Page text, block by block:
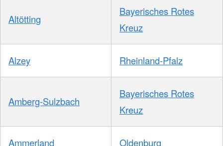
Altötting
Bayerisches Rotes
Kreuz
Alzey Rheinland-Pfalz
Amberg-Sulzbach
Bayerisches Rotes
Kreuz
Ammerland Oldenburg